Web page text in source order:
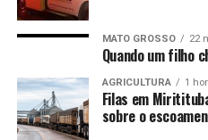
MATO GROSSO 22
Quando um filho
AGRICULTURA 1
Filas em
sobre o